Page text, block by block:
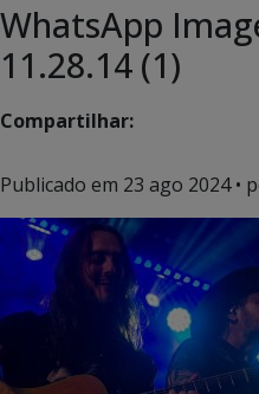
WhatsApp
11.28.14 (1)
Compartilhar:
Publicado em 23 ago 2024•